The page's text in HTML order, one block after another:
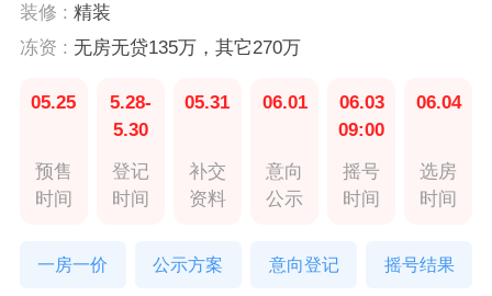
装修 : 精装
冻资 : 无房无贷135万，其它270万
05.25
预售
时间
5.28-
5.30
登记
时间
05.31
补交
资料
06.01
意向
公示
06.03
09:00
摇号
时间
06.04
选房
时间
一房一价 公示方案 意向登记 摇号结果